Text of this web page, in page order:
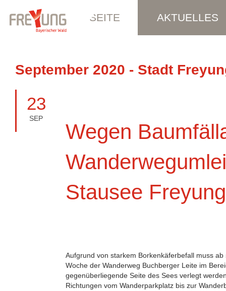
STARTSEITE AKTUELLES
September 2020 - Stadt
23
SEP
Wegen
Stausee Freyung
Aufgrund von starkem Borkenkäferbefall muss
Woche der Wanderweg Buchberger Leite im
gegenüberliegende Seite des Sees verlegt
Richtungen vom Wanderparkplatz bis zur